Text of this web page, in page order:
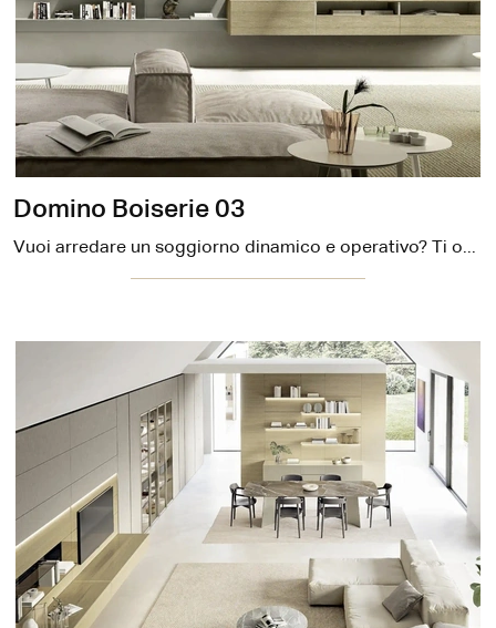
Domino Boiserie 03
Vuoi arredare un soggiorno dinamico e operativo? Ti offriamo la parete attrezzata Domino Boiserie 03 Sangiacomo dalle forme decise moderne.